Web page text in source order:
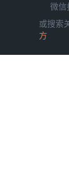
微信
或搜索
方